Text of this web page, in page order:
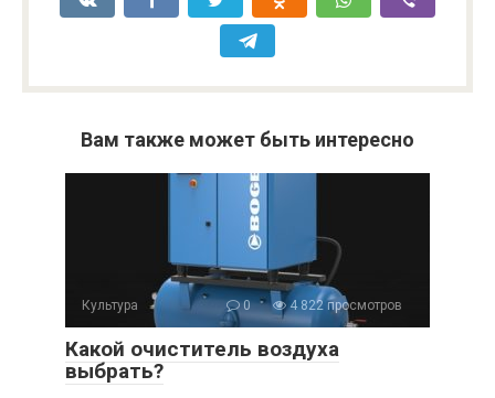
Вам также может быть интересно
Культура 0 4 822 просмотров
Какой очиститель воздуха
выбрать?